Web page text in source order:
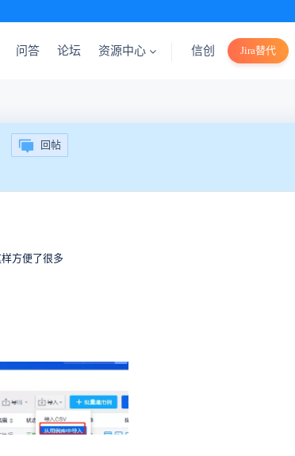
问答 论坛 资源中心 信创 Jira替代
回帖
方便了很多